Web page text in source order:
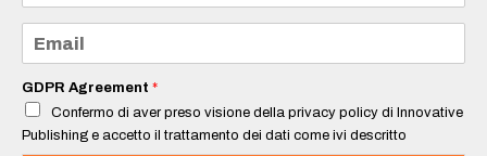
m
e
a
i
*
GDPR Agreement *
Confermo di aver preso visione della privacy policy di Innovative
Publishing e accetto il trattamento dei dati come ivi descritto